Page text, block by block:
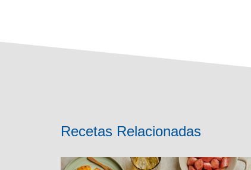
Recetas Relacionadas